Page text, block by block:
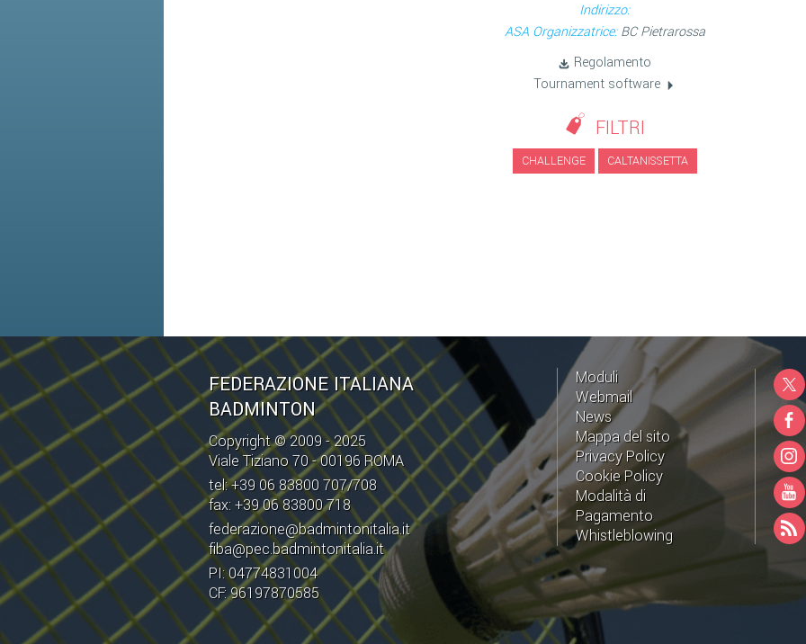
Indirizzo:
ASA Organizzatrice:BC Pietrarossa
Regolamento
Tournament software
FILTRI
CHALLENGE CALTANISSETTA
FEDERAZIONE ITALIANA
BADMINTON
Copyright © 2009 - 2025
Viale Tiziano 70 - 00196 ROMA
tel: +39 06 83800 707/708
fax: +39 06 83800 718
federazione@badmintonitalia.it
fiba@pec.badmintonitalia.it
PI: 04774831004
CF: 96197870585
Moduli
Webmail
News
Mappa del sito
Privacy Policy
Cookie Policy
Modalità di
Pagamento
Whistleblowing